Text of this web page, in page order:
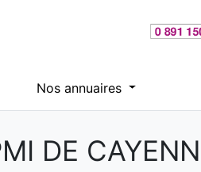
Nos annuaires
DE